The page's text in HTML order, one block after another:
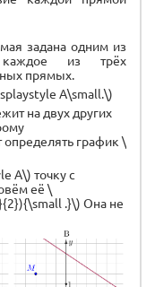
задана одним из
из трёх
прямых.
А\small.\)
на двух других
определять график \
А\) точку с
её \
.}\) Она не